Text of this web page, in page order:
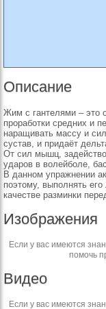
Описание
Жим с гантелями – это
проработки средних и
наращивать массу и
сустав, и придаёт
От сил мышц,
ударов в волейболе,
В данном упражнении
поэтому, выполнять
качестве разминки
Изображения
Если у вас имеются
помочь
Видео
Если у вас имеются